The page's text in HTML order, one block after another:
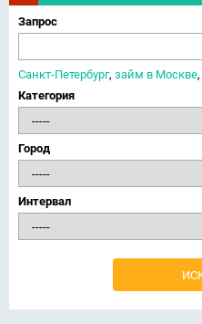
Запрос
Санкт-Петербург, займ в Москве,
Категория
Город
Интервал